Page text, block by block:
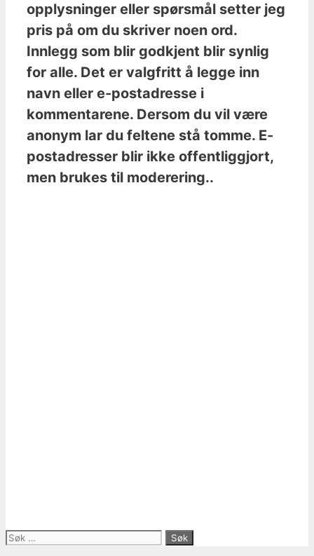
opplysninger eller spørsmål setter jeg
pris på om du skriver noen ord.
Innlegg som blir godkjent blir synlig
for alle. Det er valgfritt å legge inn
navn eller e-postadresse i
kommentarene. Dersom du vil være
anonym lar du feltene stå tomme. E-
postadresser blir ikke offentliggjort,
men brukes til moderering..
Søk